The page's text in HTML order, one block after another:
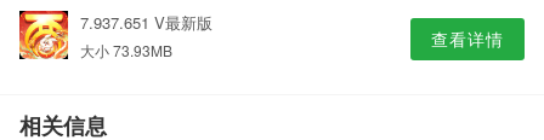
7.937.651 V最新版
大小 73.93MB 查看详情
相关信息